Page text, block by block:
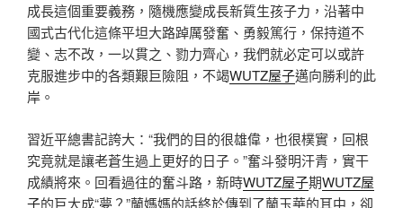
成長這個重要義務，隨機應變成長新質生孩子力，沿著中
國式古代化這條平坦大路踔厲發奮、勇毅篤行，保持道不
變、志不改，一以貫之、勠力齊心，我們就必定可以或許
克服進步中的各類艱巨險阻，不竭WUTZ屋子邁向勝利的此
岸。
習近平總書記誇大：“我們的目的很雄偉，也很樸實，回根
究竟就是讓老蒼生過上更好的日子。”奮斗發明汗青，實干
成績將來。回看過往的奮斗路，新時WUTZ屋子期WUTZ屋
子的巨大成“夢？”蘭媽媽的話終於傳到了蘭玉華的耳中，卻